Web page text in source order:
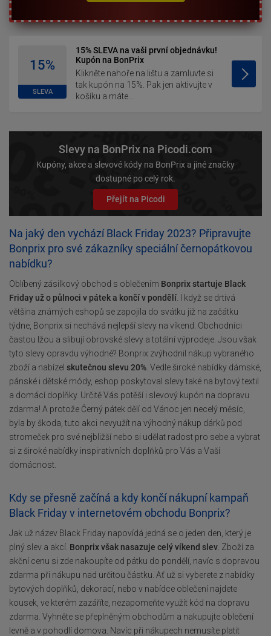
15%
SLEVA
15% SLEVA na vaši první objednávku!
Kupón na BonPrix
Klikněte nahoře na lištu a zamluvte si
tak kupón na 15%. Pak jen aktivujte v
košíku a máte...
Slevy na BonPrix na Picodi.com
Kupóny, akce a slevové kódy na BonPrix a jiné značky
dostupné po celý rok.
Přejít na Picodi
Na jaký den vychází Black Friday 2023? Připravujte
Bonprix pro své zákazníky speciální černopátkovou
nabídku?
Oblíbený zásilkový obchod s oblečením Bonprix startuje Black
Friday už o půlnoci v pátek a končí v pondělí . I když se drtivá
většina známých eshopů se zapojila do svátku již na začátku
týdne, Bonprix si nechává nejlepší slevy na víkend. Obchodníci
častou lžou a slibují obrovské slevy a totální výprodeje. Jsou však
tyto slevy opravdu výhodné? Bonprix zvýhodnil nákup vybraného
zboží a nabízel skutečnou slevu 20% . Vedle široké nabídky dámské,
pánské i dětské módy, eshop poskytoval slevy také na bytový textil
a domácí doplňky. Určitě Vás potěší i slevový kupón na dopravu
zdarma! A protože Černý pátek dělí od Vánoc jen necelý měsíc,
byla by škoda, tuto akci nevyužít na výhodný nákup dárků pod
stromeček pro své nejbližší nebo si udělat radost pro sebe a vybrat
si z široké nabídky inspirativních doplňků pro Vás a Vaší
domácnost.
Kdy se přesně začíná a kdy končí nákupní kampaň
Black Friday v internetovém obchodu Bonprix?
Jak už název Black Friday napovídá jedná se o jeden den, který je
plný slev a akcí. Bonprix však nasazuje celý víkend slev . Zboží za
akční cenu si zde nakoupíte od pátku do pondělí, navíc s dopravou
zdarma při nákupu nad určitou částku. Ať už si vyberete z nabídky
bytových doplňků, dekorací, nebo v nabídce oblečení najdete
kousek, ve kterém zazáříte, nezapomeňte využít kód na dopravu
zdarma. Vyhněte se přeplněným obchodům a nakupujte oblečení
levně a v pohodlí domova. Navíc při nákupech nemusíte platit